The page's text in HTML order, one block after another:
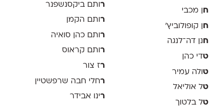
ח ן מכבי
ח
ן קופולוביץ'
חנן דה־לנגה
טדי כהן
טולה עמיר
טל אוליאל
טל בלטוך
ר ותם ביקסנשפנר
רותם הקמן
ר ותם כהן סואיה
רותם קראוס
רז צור
רחלי חבה שרפשטיין
רינו אבידר